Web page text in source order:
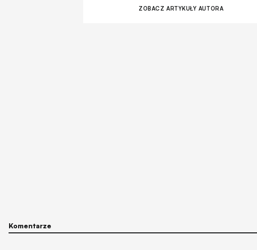
ZOBACZ ARTYKUŁY AUTORA
Komentarze